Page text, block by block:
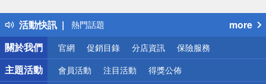
活動快訊
得獎公告
熱門話題
銀行優惠
偏遠地區配送
詐騙網頁！請小心！
more
關於我們
官網 促銷目錄 分店資訊 保險服務
主題活動 會員活動 注目活動 得獎公佈